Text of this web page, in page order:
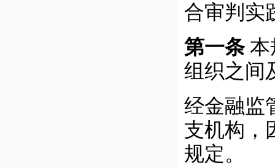
合审判实
第一条本
组织之间
经金融监
支机构，
规定。